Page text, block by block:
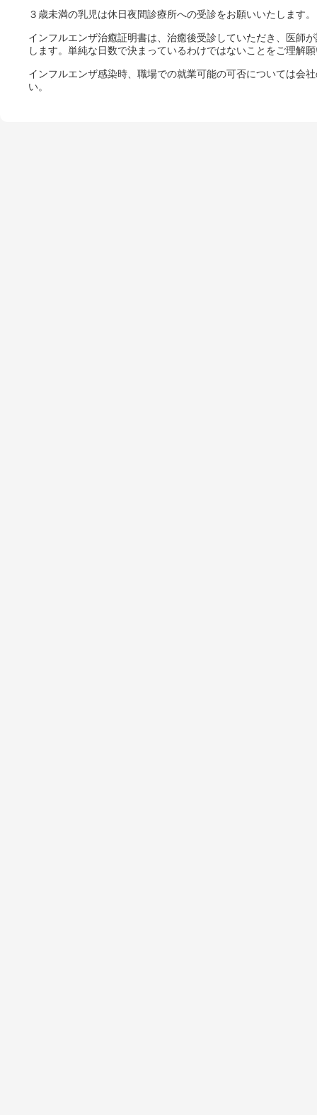
３歳未満の乳児は休日夜間診療所への受診をお願いいたします。
インフルエンザ治癒証明書は、治癒後受診していただき、医師
します。単純な日数で決まっているわけではないことをご理解
インフルエンザ感染時、職場での就業可能の可否については会
い。